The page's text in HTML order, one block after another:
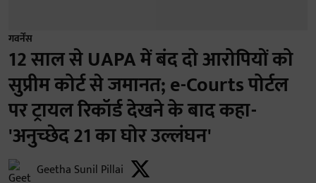
गवर्नेंस
12 साल से UAPA में बंद दो आरोपियों को
सुप्रीम कोर्ट से जमानत; e-Courts पोर्टल
पर ट्रायल रिकॉर्ड देखने के बाद कहा-
'अनुच्छेद 21 का घोर उल्लंघन'
Geetha Sunil Pillai